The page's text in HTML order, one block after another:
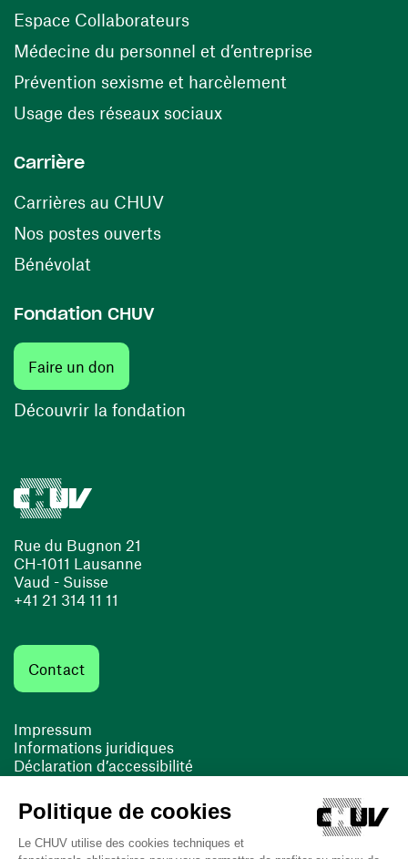
Rue du Bugnon 21
CH-1011 Lausanne
Vaud - Suisse
+41 21 314 11 11
Contact
Impressum
Informations juridiques
Déclaration d’accessibilité
Cookies
Espace Collaborateurs(ouvre une nouvelle fenêtre)
Médecine du personnel et d’entreprise
Prévention sexisme et harcèlement
Usage des réseaux sociaux(ouvre une nouvelle
Carrière
Carrières au CHUV(ouvre une nouvelle fenêtre)
Nos postes ouverts(ouvre une nouvelle fenêtre)
Bénévolat
Fondation CHUV
Faire un don
Découvrir la fondation